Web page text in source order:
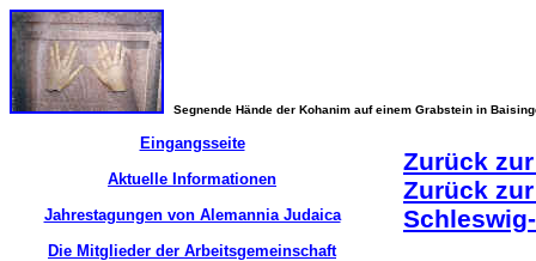
Segnende Hände der Kohanim auf einem Grabstein in
Eingangsseite
Aktuelle Informationen
Jahrestagungen von Alemannia Judaica
Die Mitglieder der Arbeitsgemeinschaft
Zurück
Zurück